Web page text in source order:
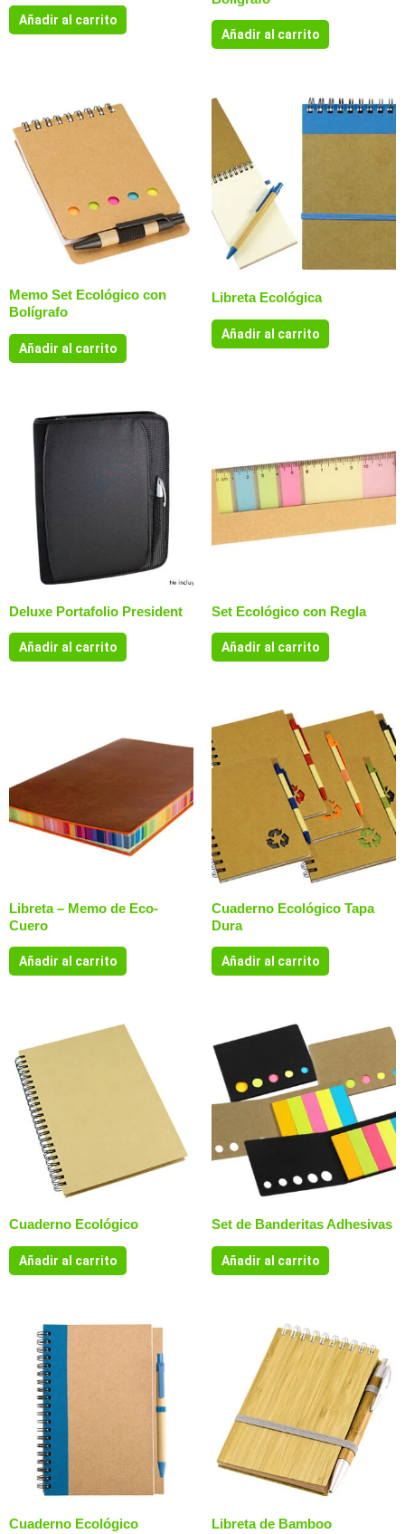
Añadir al carrito
Añadir al carrito
Memo Set Ecológico con
Bolígrafo
Añadir al carrito
Libreta Ecológica
Añadir al carrito
Deluxe Portafolio President
Añadir al carrito
Set Ecológico con Regla
Añadir al carrito
Libreta – Memo de Eco-
Cuero
Añadir al carrito
Cuaderno Ecológico Tapa
Dura
Añadir al carrito
Cuaderno Ecológico
Añadir al carrito
Set de Banderitas Adhesivas
Añadir al carrito
Cuaderno Ecológico Libreta de Bamboo